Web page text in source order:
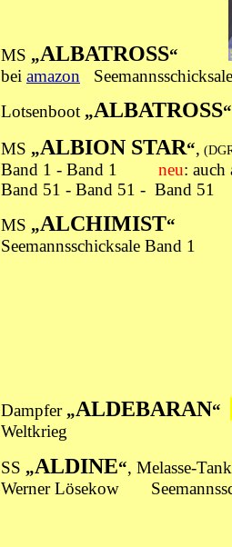
MS „ALBATROSS“
bei amazon Seemannsschicksale
Lotsenboot „ALBATROSS
MS „ALBION STAR“,
Band 1 - Band 1 neu: auch
Band 51 - Band 51 - Band 51
MS „ALCHIMIST“
Seemannsschicksale Band 1
Dampfer „ALDEBARAN“
Weltkrieg
SS „ALDINE“, Melasse-
Werner Lösekow